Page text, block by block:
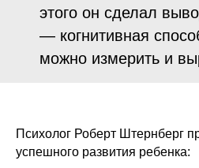
этого он сделал
— когнитивная
можно измерить и
Психолог Роберт Штернберг
успешного развития ребенка: